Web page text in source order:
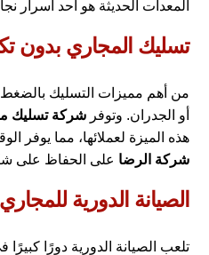
المعدات الحديثة هو أحد أسرار
تسليك المجاري بدون
من أهم مميزات التسليك بالضغط
أو الجدران. وتوفرشركة تسليك
هذه الميزة لعملائها، مما يوفر
شركة الرضا على الحفاظ على
الصيانة الدورية للمجاري
تلعب الصيانة الدورية دورًا